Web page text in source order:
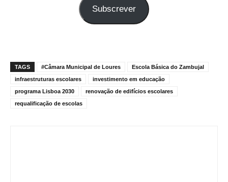
Subscrever
TAGS #Câmara Municipal de Loures
Escola Básica do Zambujal
infraestruturas escolares
investimento em educação
programa Lisboa 2030
renovação de edifícios escolares
requalificação de escolas